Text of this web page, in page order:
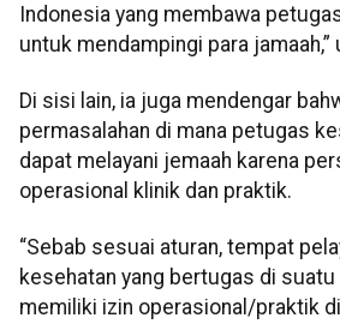
Indonesia yang membawa
untuk mendampingi para jamaah,”
Di sisi lain, ia juga mendengar
permasalahan di mana petugas
dapat melayani jemaah karena
operasional klinik dan praktik.
“Sebab sesuai aturan, tempat
kesehatan yang bertugas di suatu
memiliki izin operasional/praktik